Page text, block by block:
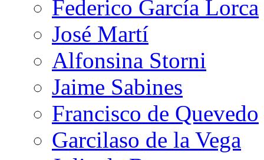
Federico García Lorca
José Martí
Alfonsina Storni
Jaime Sabines
Francisco de Quevedo
Garcilaso de la Vega